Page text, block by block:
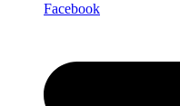
Facebook